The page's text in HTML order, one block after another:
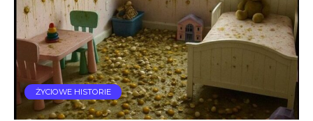
ŻYCIOWE HISTORIE